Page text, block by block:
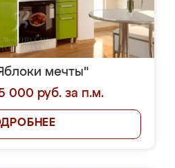
мечты"
000 руб. за п.м.